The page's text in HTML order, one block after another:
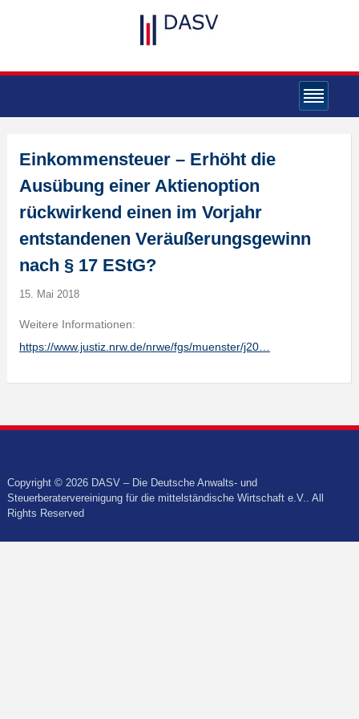
Einkommensteuer – Erhöht die
Ausübung einer Aktienoption
rückwirkend einen im Vorjahr
entstandenen Veräußerungsgewinn
nach § 17 EStG?
15. Mai 2018
Weitere Informationen:
https://www.justiz.nrw.de/nrwe/fgs/muenster/j20…
Copyright © 2026 DASV – Die Deutsche Anwalts- und
Steuerberatervereinigung für die mittelständische Wirtschaft e.V.. All
Rights Reserved